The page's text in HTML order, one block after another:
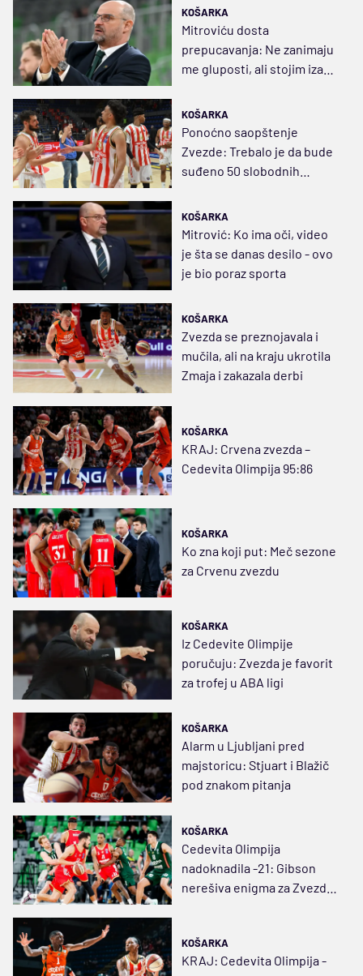
KOŠARKA
Mitroviću dosta
prepucavanja: Ne zanimaju
me gluposti, ali stojim iza
KOŠARKA
Ponoćno saopštenje
Zvezde: Trebalo je da bude
suđeno 50 slobodnih
KOŠARKA
Mitrović: Ko ima oči, video
je šta se danas desilo - ovo
je bio poraz sporta
KOŠARKA
Zvezda se preznojavala i
mučila, ali na kraju ukrotila
Zmaja i zakazala derbi
KOŠARKA
KRAJ: Crvena zvezda –
Cedevita Olimpija 95:86
KOŠARKA
Ko zna koji put: Meč sezone
za Crvenu zvezdu
KOŠARKA
Iz Cedevite Olimpije
poručuju: Zvezda je favorit
za trofej u ABA ligi
KOŠARKA
Alarm u Ljubljani pred
majstoricu: Stjuart i Blažič
pod znakom pitanja
KOŠARKA
Cedevita Olimpija
nadoknadila -21: Gibson
nerešiva enigma za Zvezdu,
KOŠARKA
KRAJ: Cedevita Olimpija -